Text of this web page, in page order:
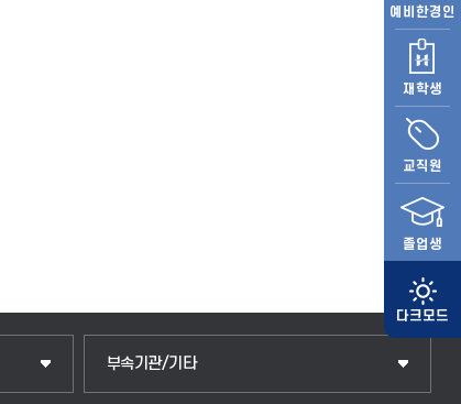
예비 한경인
재학생
교직원
졸업생
부속기관/기타